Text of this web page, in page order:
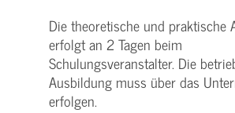
Die theoretische und praktische
erfolgt an 2 Tagen beim
Schulungsveranstalter. Die
Ausbildung muss über das
erfolgen.